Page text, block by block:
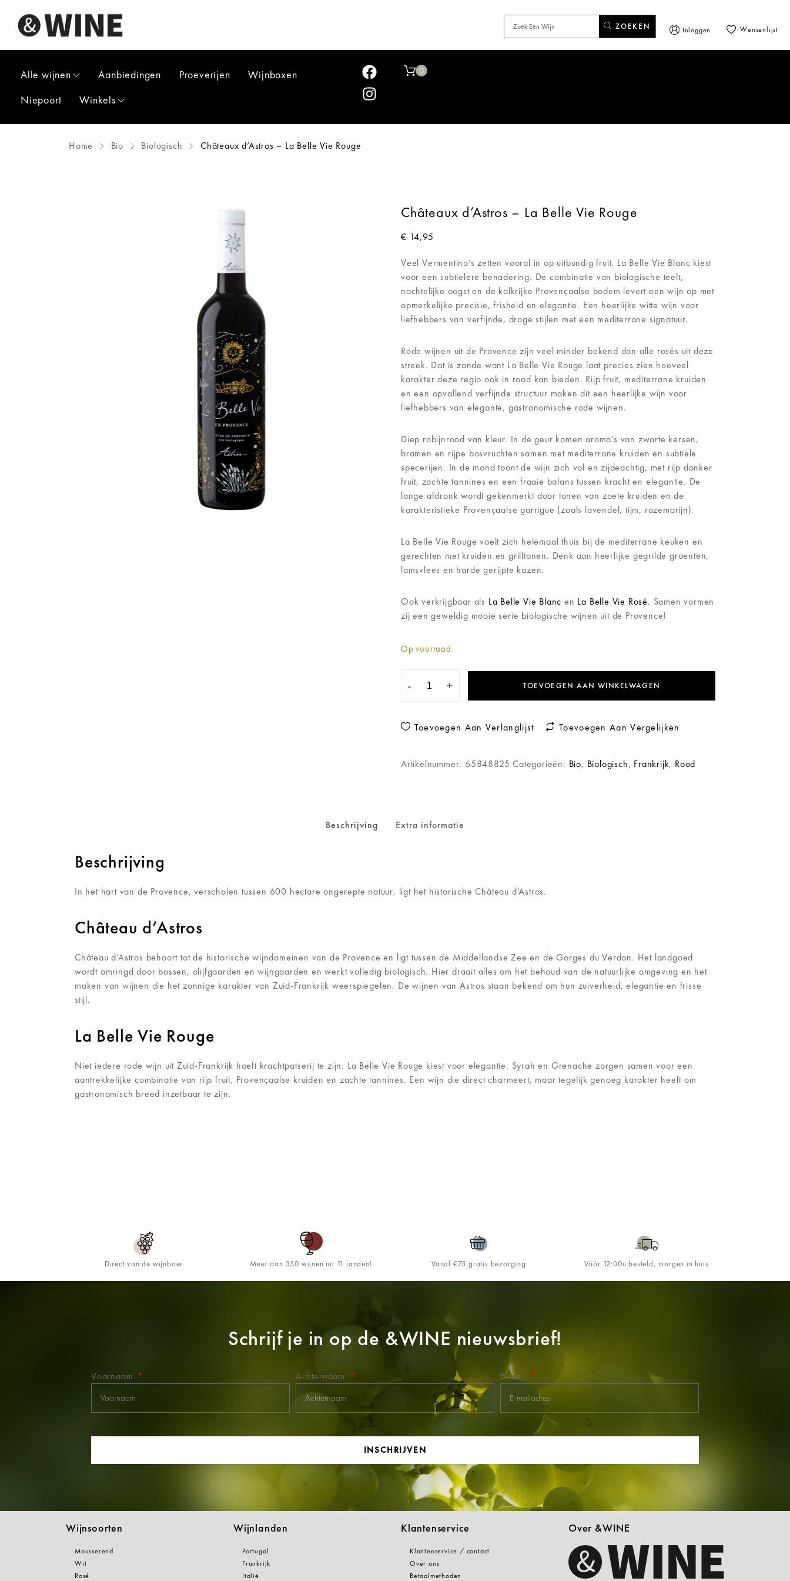
ZOEKEN Inloggen Wensenlijst
Alle wijnen Aanbiedingen Proeverijen
Wijnboxen
Niepoort
Winkels
0
Home Bio Biologisch Châteaux d’Astros – La Belle Vie Rouge
Châteaux d’Astros – La Belle Vie Rouge
€ 14,95
Veel Vermentino’s zetten vooral in op uitbundig fruit. La Belle Vie Blanc kiest
voor een subtielere benadering. De combinatie van biologische teelt,
nachtelijke oogst en de kalkrijke Provençaalse bodem levert een wijn op met
opmerkelijke precisie, frisheid en elegantie. Een heerlijke witte wijn voor
liefhebbers van verfijnde, droge stijlen met een mediterrane signatuur.
Rode wijnen uit de Provence zijn veel minder bekend dan alle rosés uit deze
streek. Dat is zonde want La Belle Vie Rouge laat precies zien hoeveel
karakter deze regio ook in rood kan bieden. Rijp fruit, mediterrane kruiden
en een opvallend verfijnde structuur maken dit een heerlijke wijn voor
liefhebbers van elegante, gastronomische rode wijnen.
Diep robijnrood van kleur. In de geur komen aroma’s van zwarte kersen,
bramen en rijpe bosvruchten samen met mediterrane kruiden en subtiele
specerijen. In de mond toont de wijn zich vol en zijdeachtig, met rijp donker
fruit, zachte tannines en een fraaie balans tussen kracht en elegantie. De
lange afdronk wordt gekenmerkt door tonen van zoete kruiden en de
karakteristieke Provençaalse garrigue (zoals lavendel, tijm, rozemarijn).
La Belle Vie Rouge voelt zich helemaal thuis bij de mediterrane keuken en
gerechten met kruiden en grilltonen. Denk aan heerlijke gegrilde groenten,
lamsvlees en harde gerijpte kazen.
Ook verkrijgbaar als La Belle Vie Blanc en La Belle Vie Rosé. Samen vormen
zij een geweldig mooie serie biologische wijnen uit de Provence!
Op voorraad
- + TOEVOEGEN AAN WINKELWAGEN
Toevoegen Aan Verlanglijst Toevoegen Aan Vergelijken
Artikelnummer: 65848825 Categorieën: Bio, Biologisch, Frankrijk, Rood
Beschrijving Extra informatie
Beschrijving
In het hart van de Provence, verscholen tussen 600 hectare ongerepte natuur, ligt het historische Château d’Astros.
Château d’Astros
Château d’Astros behoort tot de historische wijndomeinen van de Provence en ligt tussen de Middellandse Zee en de Gorges du Verdon. Het landgoed
wordt omringd door bossen, olijfgaarden en wijngaarden en werkt volledig biologisch. Hier draait alles om het behoud van de natuurlijke omgeving en het
maken van wijnen die het zonnige karakter van Zuid-Frankrijk weerspiegelen. De wijnen van Astros staan bekend om hun zuiverheid, elegantie en frisse
stijl.
La Belle Vie Rouge
Niet iedere rode wijn uit Zuid-Frankrijk hoeft krachtpatserij te zijn. La Belle Vie Rouge kiest voor elegantie. Syrah en Grenache zorgen samen voor een
aantrekkelijke combinatie van rijp fruit, Provençaalse kruiden en zachte tannines. Een wijn die direct charmeert, maar tegelijk genoeg karakter heeft om
gastronomisch breed inzetbaar te zijn.
Direct van de wijnboer Meer dan 350 wijnen uit 11 landen! Vanaf €75 gratis bezorging Vóór 12:00u besteld, morgen in huis
Schrijf je in op de &WINE nieuwsbrief!
Voornaam Achternaam E-mail
INSCHRIJVEN
Wijnsoorten
Mousserend
Wit
Rosé
Wijnlanden
Portugal
Frankrijk
Italië
Klantenservice
Klantenservice / contact
Over ons
Betaalmethoden
Over &WINE